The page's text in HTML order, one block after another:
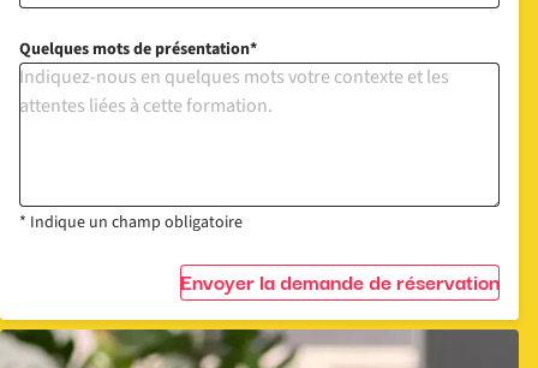
Quelques mots de présentation
* Indique un champ obligatoire
Envoyer la demande de réservation